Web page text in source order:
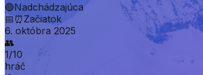
🔵Nadchádzajúca
📅 ⏰ Začiatok
6. októbra 2025
👥
1/10
hráč